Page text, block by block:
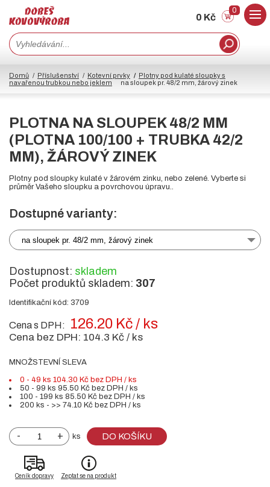
0 Kč
0
Domů Příslušenství Kotevní prvky
Plotny pod kulaté sloupky s
navařenou trubkou nebo jeklem
na sloupek pr. 48/2 mm, žárový zinek
PLOTNA NA SLOUPEK 48/2 MM
(PLOTNA 100/100 + TRUBKA 42/2
MM), ŽÁROVÝ ZINEK
Plotny pod sloupky kulaté v žárovém zinku, nebo zelené. Vyberte si
průměr Vašeho sloupku a povrchovou úpravu..
Dostupné varianty:
na sloupek pr. 48/2 mm, žárový zinek
Dostupnost: skladem
Počet produktů skladem: 307
Identifikační kód: 3709
Cena s DPH: 126.20 Kč / ks
Cena bez DPH: 104.3 Kč / ks
MNOŽSTEVNÍ SLEVA
0 - 49 ks 104.30 Kč bez DPH / ks
50 - 99 ks 95.50 Kč bez DPH / ks
100 - 199 ks 85.50 Kč bez DPH / ks
200 ks - >> 74.10 Kč bez DPH / ks
- + ks DO KOŠÍKU
Ceník dopravy Zeptat se na produkt